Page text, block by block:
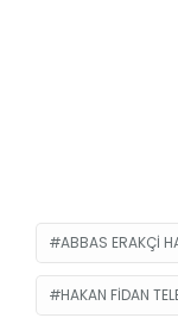
ABBAS ERAKÇI
HAKAN FIDAN